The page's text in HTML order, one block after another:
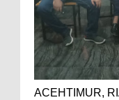
ACEHTIMUR,